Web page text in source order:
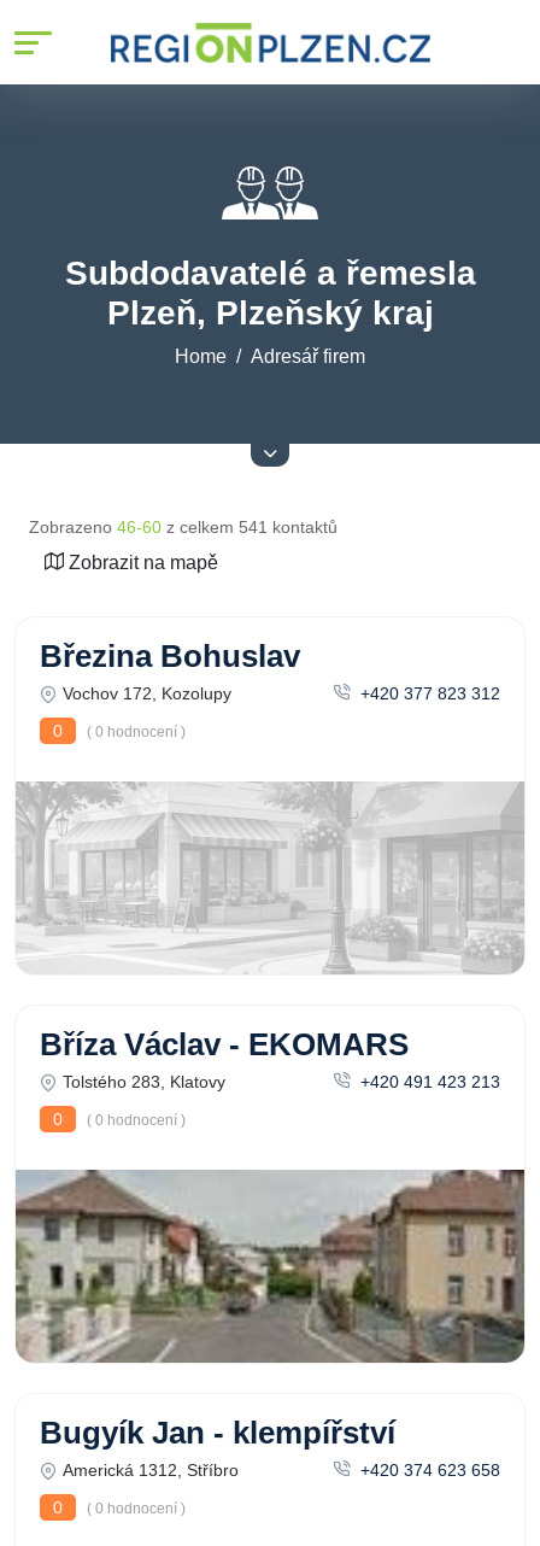
Subdodavatelé a řemesla
Plzeň, Plzeňský kraj
Home Adresář firem
Zobrazeno 46-60 z celkem 541 kontaktů
Zobrazit na mapě
Březina Bohuslav
Vochov 172, Kozolupy
+420 377 823 312
0
( 0 hodnocení )
Bříza Václav - EKOMARS
Tolstého 283, Klatovy
+420 491 423 213
0
( 0 hodnocení )
Bugyík Jan - klempířství
Americká 1312, Stříbro
+420 374 623 658
0
( 0 hodnocení )